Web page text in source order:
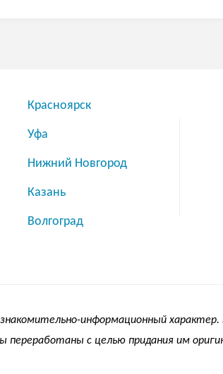
Красноярск
Уфа
Нижний Новгород
Казань
Волгоград
информационный
с целью придания им